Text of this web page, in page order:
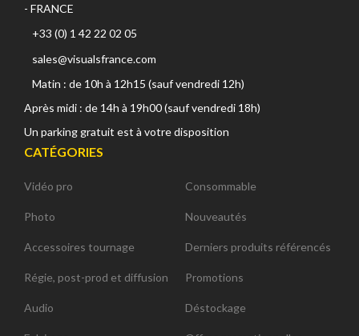
- FRANCE
+33 (0) 1 42 22 02 05
sales@visualsfrance.com
Matin : de 10h à 12h15 (sauf vendredi 12h)
Après midi : de 14h à 19h00 (sauf vendredi 18h)
Un parking gratuit est à votre disposition
CATÉGORIES
Vidéo pro
Photo
Accessoires tournage
Régie, post-prod et diffusion
Audio
Consommable
Nouveautés
Derniers produits référencés
Promotions
Déstockage